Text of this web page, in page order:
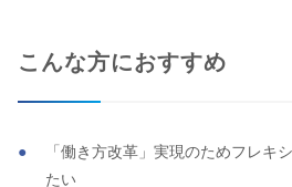
こんな方におすすめ
「働き方改革」実現のためフレキ
たい